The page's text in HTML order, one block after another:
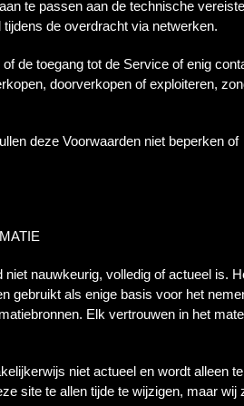
te passen aan de technische
de overdracht via netwerken.
de toegang tot de Service of enig
doorverkopen of exploiteren,
deze Voorwaarden niet beperken of
nauwkeurig, volledig of actueel is.
gebruikt als enige basis voor het
Elk vertrouwen in het
niet actueel en wordt alleen
site te allen tijde te wijzigen, maar wij